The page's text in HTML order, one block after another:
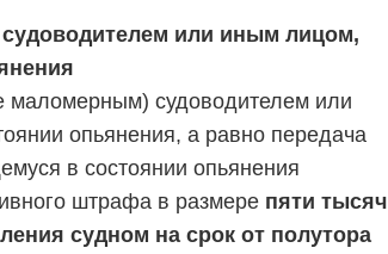
или иным лицом,
маломерным) судоводителем или
опьянения, а равно передача
в состоянии опьянения
штрафа в размере пяти тысяч
судном на срок от полутора